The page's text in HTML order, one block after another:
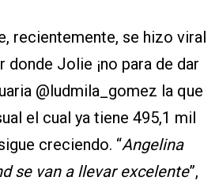
recientemente, se hizo viral
donde Jolie ¡no para de dar
@ludmila_gomez la que
el cual ya tiene 495,1 mil
creciendo. “Angelina
se van a llevar excelente”,